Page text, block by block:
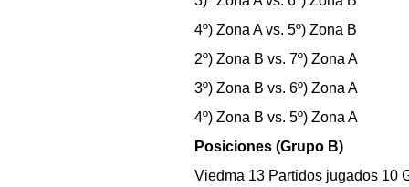
4º) Zona A vs. 5º) Zona B
2º) Zona B vs. 7º) Zona A
3º) Zona B vs. 6º) Zona A
4º) Zona B vs. 5º) Zona A
Posiciones (Grupo B)
Viedma 13 Partidos jugados 10